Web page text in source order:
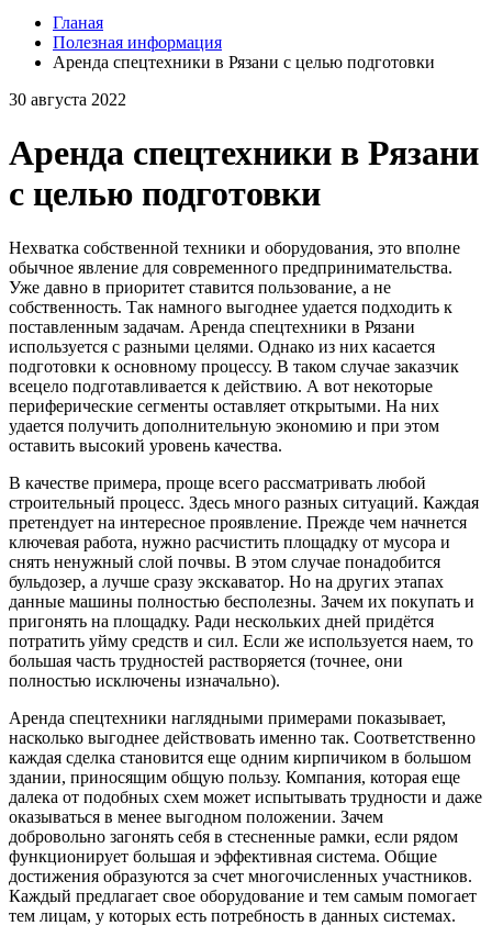
Гланая
Полезная информация
Аренда спецтехники в Рязани с целью подготовки
30 августа 2022
Аренда спецтехники в Рязани
с целью подготовки
Нехватка собственной техники и оборудования, это вполне
обычное явление для современного предпринимательства.
Уже давно в приоритет ставится пользование, а не
собственность. Так намного выгоднее удается подходить к
поставленным задачам. Аренда спецтехники в Рязани
используется с разными целями. Однако из них касается
подготовки к основному процессу. В таком случае заказчик
всецело подготавливается к действию. А вот некоторые
периферические сегменты оставляет открытыми. На них
удается получить дополнительную экономию и при этом
оставить высокий уровень качества.
В качестве примера, проще всего рассматривать любой
строительный процесс. Здесь много разных ситуаций. Каждая
претендует на интересное проявление. Прежде чем начнется
ключевая работа, нужно расчистить площадку от мусора и
снять ненужный слой почвы. В этом случае понадобится
бульдозер, а лучше сразу экскаватор. Но на других этапах
данные машины полностью бесполезны. Зачем их покупать и
пригонять на площадку. Ради нескольких дней придётся
потратить уйму средств и сил. Если же используется наем, то
большая часть трудностей растворяется (точнее, они
полностью исключены изначально).
Аренда спецтехники наглядными примерами показывает,
насколько выгоднее действовать именно так. Соответственно
каждая сделка становится еще одним кирпичиком в большом
здании, приносящим общую пользу. Компания, которая еще
далека от подобных схем может испытывать трудности и даже
оказываться в менее выгодном положении. Зачем
добровольно загонять себя в стесненные рамки, если рядом
функционирует большая и эффективная система. Общие
достижения образуются за счет многочисленных участников.
Каждый предлагает свое оборудование и тем самым помогает
тем лицам, у которых есть потребность в данных системах.